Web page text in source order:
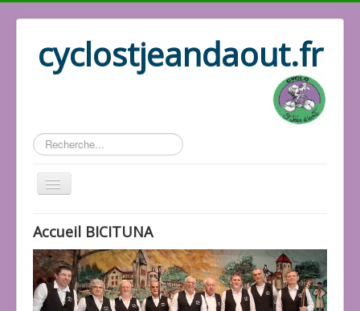
cyclostjeandaout.fr
Rechercher
Association
Les responsables
Les photos
Les vidéos
Le répertoire
Les activités
Accueil Cyclo
Accueil BICITUNA